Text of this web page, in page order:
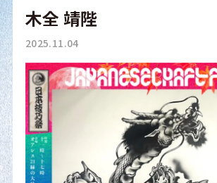
木全 靖陛
2025.11.04